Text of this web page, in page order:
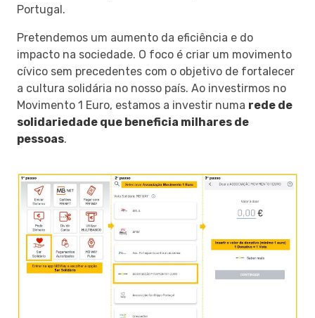
Portugal.
Pretendemos um aumento da eficiência e do
impacto na sociedade. O foco é criar um movimento
cívico sem precedentes com o objetivo de fortalecer
a cultura solidária no nosso país. Ao investirmos no
Movimento 1 Euro, estamos a investir numa rede de
solidariedade que beneficia milhares de
pessoas.